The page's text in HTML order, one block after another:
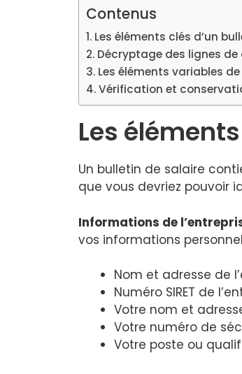
Contenus
Les éléments clés d’un
Décryptage des lignes
Les éléments variables
Vérification et
Les
Un bulletin de salaire
que vous devriez pouvoir
Informations de
vos informations
Nom et adresse de
Numéro SIRET de
Votre nom et
Votre numéro de
Votre poste ou